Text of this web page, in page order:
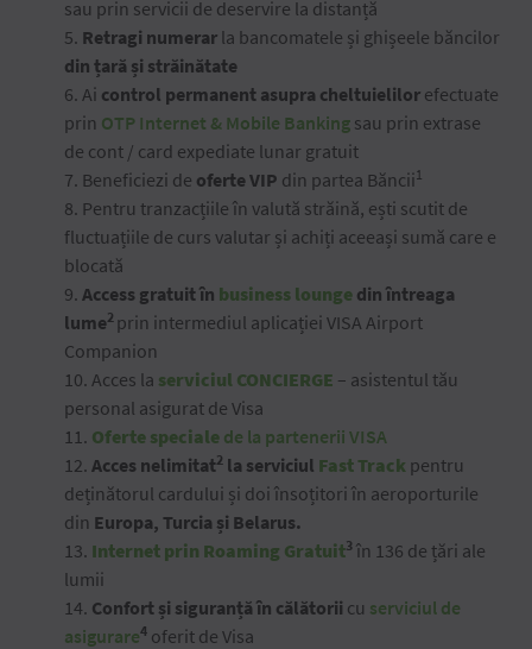
sau prin servicii de deservire la distanță
5. Retragi numerar la bancomatele și ghișeele băncilor
din țară și străinătate
6. Ai control permanent asupra cheltuielilor efectuate
prin OTP Internet & Mobile Banking sau prin extrase
de cont / card expediate lunar gratuit
7. Beneficiezi de oferte VIP din partea Băncii1
8. Pentru tranzacțiile în valută străină, ești scutit de
fluctuațiile de curs valutar și achiți aceeași sumă care e
blocată
9. Access gratuit în business lounge din întreaga
lume2 prin intermediul aplicației VISA Airport
Companion
10. Acces la serviciul CONCIERGE – asistentul tău
personal asigurat de Visa
11. Oferte speciale de la partenerii VISA
12. Acces nelimitat2 la serviciul Fast Track pentru
deținătorul cardului și doi însoțitori în aeroporturile
din Europa, Turcia și Belarus.
13. Internet prin Roaming Gratuit3 în 136 de țări ale
lumii
14. Confort și siguranță în călătorii cu serviciul de
asigurare4 oferit de Visa